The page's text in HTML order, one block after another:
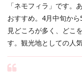
「ネモフィラ」です。
おすすめ。4月中旬から
見どころが多く、どこ
す。観光地としての人